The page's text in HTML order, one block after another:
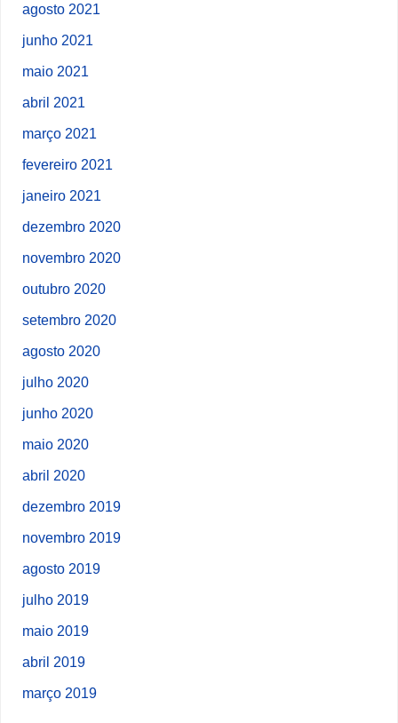
agosto 2021
junho 2021
maio 2021
abril 2021
março 2021
fevereiro 2021
janeiro 2021
dezembro 2020
novembro 2020
outubro 2020
setembro 2020
agosto 2020
julho 2020
junho 2020
maio 2020
abril 2020
dezembro 2019
novembro 2019
agosto 2019
julho 2019
maio 2019
abril 2019
março 2019